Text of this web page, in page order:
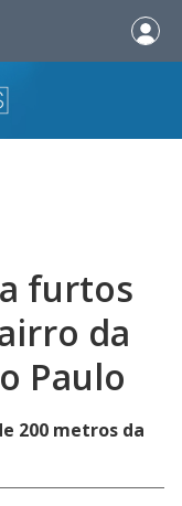
furtos
da
Paulo
200 metros da